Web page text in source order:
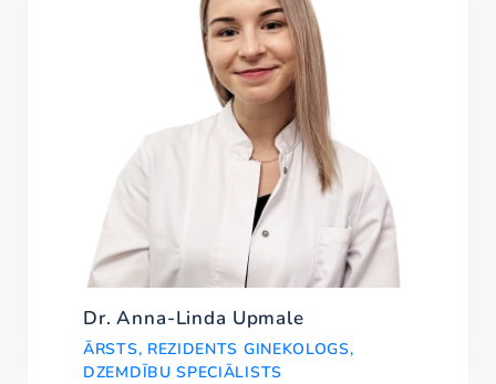
Dr. Anna-Linda Upmale
ĀRSTS, REZIDENTS GINEKOLOGS,
DZEMDĪBU SPECIĀLISTS